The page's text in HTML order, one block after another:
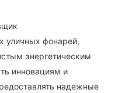
уличных фонарей,
энергетическим
инновациям и
надежные